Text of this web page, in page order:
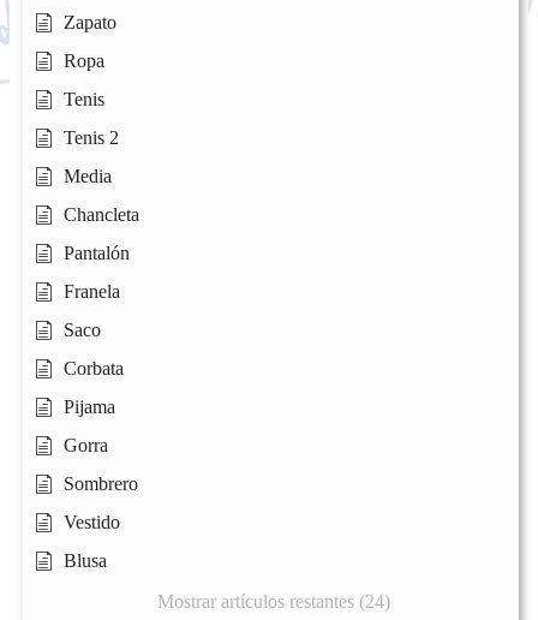
Zapato
Ropa
Tenis
Tenis 2
Media
Chancleta
Pantalón
Franela
Saco
Corbata
Pijama
Gorra
Sombrero
Vestido
Blusa
Mostrar artículos restantes (24)